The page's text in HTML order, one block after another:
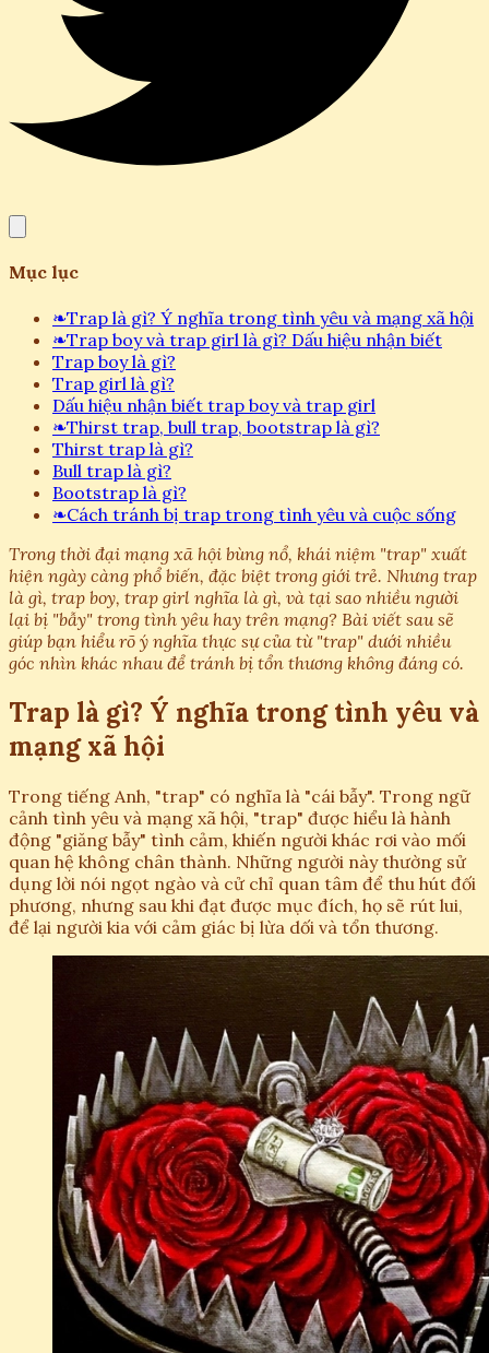
Mục lục
❧Trap là gì? Ý nghĩa trong tình yêu và mạng xã hội
❧Trap boy và trap girl là gì? Dấu hiệu nhận biết
Trap boy là gì?
Trap girl là gì?
Dấu hiệu nhận biết trap boy và trap girl
❧Thirst trap, bull trap, bootstrap là gì?
Thirst trap là gì?
Bull trap là gì?
Bootstrap là gì?
❧Cách tránh bị trap trong tình yêu và cuộc sống
Trong thời đại mạng xã hội bùng nổ, khái niệm "trap" xuất
hiện ngày càng phổ biến, đặc biệt trong giới trẻ. Nhưng trap
là gì, trap boy, trap girl nghĩa là gì, và tại sao nhiều người
lại bị "bẫy" trong tình yêu hay trên mạng? Bài viết sau sẽ
giúp bạn hiểu rõ ý nghĩa thực sự của từ "trap" dưới nhiều
góc nhìn khác nhau để tránh bị tổn thương không đáng có.
Trap là gì? Ý nghĩa trong tình yêu và
mạng xã hội
Trong tiếng Anh, "trap" có nghĩa là "cái bẫy". Trong ngữ
cảnh tình yêu và mạng xã hội, "trap" được hiểu là hành
động "giăng bẫy" tình cảm, khiến người khác rơi vào mối
quan hệ không chân thành. Những người này thường sử
dụng lời nói ngọt ngào và cử chỉ quan tâm để thu hút đối
phương, nhưng sau khi đạt được mục đích, họ sẽ rút lui,
để lại người kia với cảm giác bị lừa dối và tổn thương.